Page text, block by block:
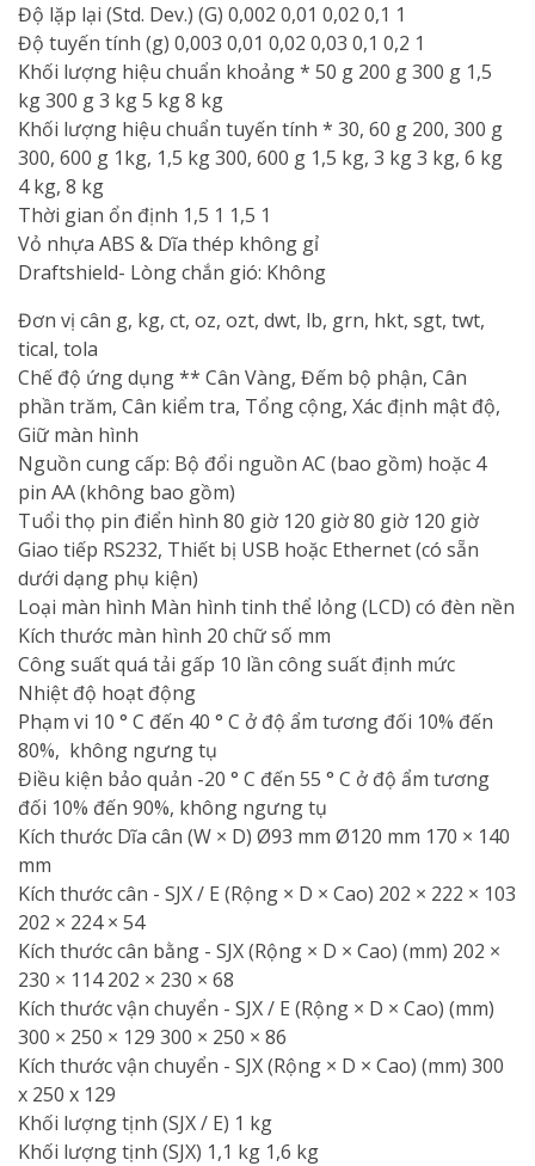
Độ lặp lại (Std. Dev.) (G) 0,002 0,01 0,02 0,1 1
Độ tuyến tính (g) 0,003 0,01 0,02 0,03 0,1 0,2 1
Khối lượng hiệu chuẩn khoảng * 50 g 200 g 300 g 1,5
kg 300 g 3 kg 5 kg 8 kg
Khối lượng hiệu chuẩn tuyến tính * 30, 60 g 200, 300 g
300, 600 g 1kg, 1,5 kg 300, 600 g 1,5 kg, 3 kg 3 kg, 6 kg
4 kg, 8 kg
Thời gian ổn định 1,5 1 1,5 1
Vỏ nhựa ABS & Dĩa thép không gỉ
Draftshield- Lòng chắn gió: Không
Đơn vị cân g, kg, ct, oz, ozt, dwt, lb, grn, hkt, sgt, twt,
tical, tola
Chế độ ứng dụng ** Cân Vàng, Đếm bộ phận, Cân
phần trăm, Cân kiểm tra, Tổng cộng, Xác định mật độ,
Giữ màn hình
Nguồn cung cấp: Bộ đổi nguồn AC (bao gồm) hoặc 4
pin AA (không bao gồm)
Tuổi thọ pin điển hình 80 giờ 120 giờ 80 giờ 120 giờ
Giao tiếp RS232, Thiết bị USB hoặc Ethernet (có sẵn
dưới dạng phụ kiện)
Loại màn hình Màn hình tinh thể lỏng (LCD) có đèn nền
Kích thước màn hình 20 chữ số mm
Công suất quá tải gấp 10 lần công suất định mức
Nhiệt độ hoạt động
Phạm vi 10 ° C đến 40 ° C ở độ ẩm tương đối 10% đến
80%, không ngưng tụ
Điều kiện bảo quản -20 ° C đến 55 ° C ở độ ẩm tương
đối 10% đến 90%, không ngưng tụ
Kích thước Dĩa cân (W × D) Ø93 mm Ø120 mm 170 × 140
mm
Kích thước cân - SJX / E (Rộng × D × Cao) 202 × 222 × 103
202 × 224 × 54
Kích thước cân bằng - SJX (Rộng × D × Cao) (mm) 202 ×
230 × 114 202 × 230 × 68
Kích thước vận chuyển - SJX / E (Rộng × D × Cao) (mm)
300 × 250 × 129 300 × 250 × 86
Kích thước vận chuyển - SJX (Rộng × D × Cao) (mm) 300
x 250 x 129
Khối lượng tịnh (SJX / E) 1 kg
Khối lượng tịnh (SJX) 1,1 kg 1,6 kg